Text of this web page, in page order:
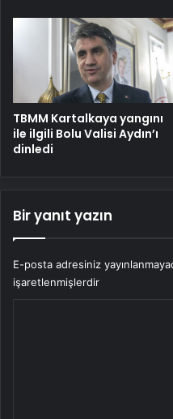
TBMM Kartalkaya yangını
ile ilgili Bolu Valisi Aydın’ı
dinledi
Bir yanıt yazın
E-posta adresiniz
işaretlenmişlerdir